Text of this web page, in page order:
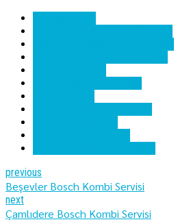
previous
Beşevler Bosch Kombi Servisi
next
Çamlıdere Bosch Kombi Servisi